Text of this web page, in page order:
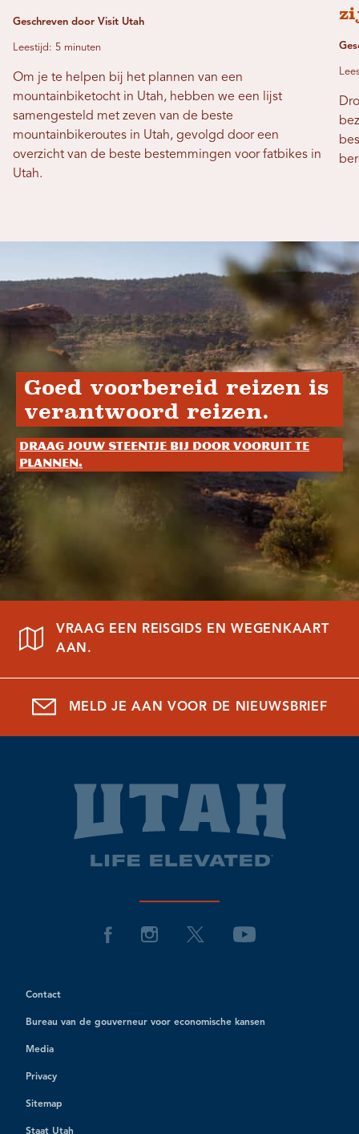
Geschreven door Visit Utah
Leestijd: 5 minuten
Om je te helpen bij het plannen van een
mountainbiketocht in Utah, hebben we een lijst
samengesteld met zeven van de beste
mountainbikeroutes in Utah, gevolgd door een
overzicht van de beste bestemmingen voor fatbikes in
Utah.
Goed voorbereid reizen is
verantwoord reizen.
Draag jouw steentje bij door vooruit te
plannen.
VRAAG EEN REISGIDS EN WEGENKAART
AAN.
MELD JE AAN VOOR DE NIEUWSBRIEF
Contact
Bureau van de gouverneur voor economische kansen
Media
Privacy
Sitemap
Staat Utah